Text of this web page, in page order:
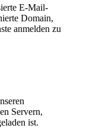
E-Mail-
Domain,
anmelden zu
Servern,
ist.